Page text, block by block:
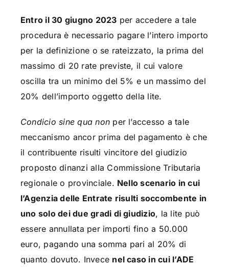
Entro il 30 giugno 2023 per accedere a tale
procedura è necessario pagare l’intero importo
per la definizione o se rateizzato, la prima del
massimo di 20 rate previste, il cui valore
oscilla tra un minimo del 5% e un massimo del
20% dell’importo oggetto della lite.
Condicio sine qua non per l’accesso a tale
meccanismo ancor prima del pagamento è che
il contribuente risulti vincitore del giudizio
proposto dinanzi alla Commissione Tributaria
regionale o provinciale. Nello scenario in cui
l’Agenzia delle Entrate risulti soccombente in
uno solo dei due gradi di giudizio, la lite può
essere annullata per importi fino a 50.000
euro, pagando una somma pari al 20% di
quanto dovuto. Invece nel caso in cui l’ADE